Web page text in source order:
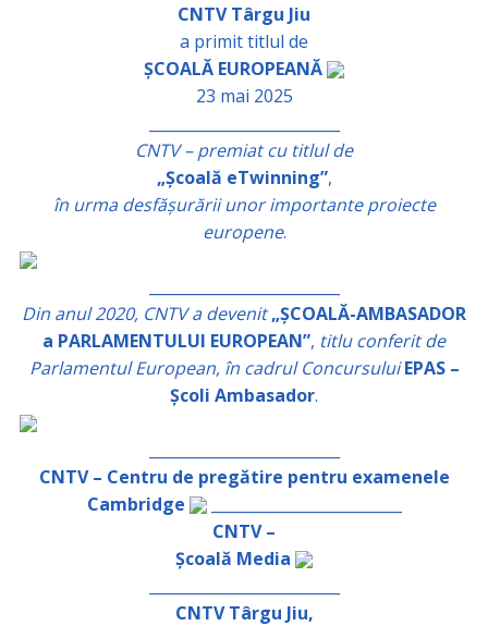
CNTV Târgu Jiu
a primit titlul de
ȘCOALĂ EUROPEANĂ
23 mai 2025
CNTV – premiat cu titlul de
„Școală eTwinning”,
în urma desfășurării unor importante proiecte
europene.
Din anul 2020, CNTV a devenit „ȘCOALĂ-AMBASADOR
a PARLAMENTULUI EUROPEAN”, titlu conferit de
Parlamentul European, în cadrul Concursului EPAS –
Școli Ambasador.
CNTV – Centru de pregătire pentru examenele
Cambridge
_________________________
CNTV –
Școală Media
CNTV Târgu Jiu,